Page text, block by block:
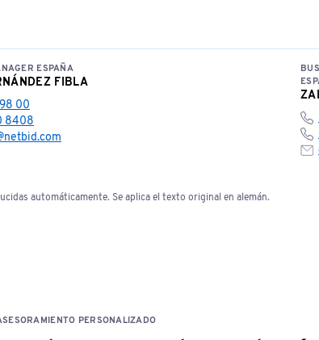
ESPAÑA
FIBLA
00
8408
automáticamente. Se aplica el texto original en alemán.
PERSONALIZADO